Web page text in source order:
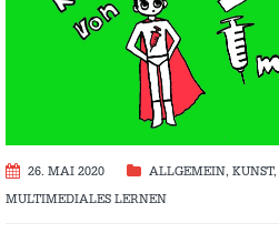
26. MAI 2020 ALLGEMEIN, KUNST,
MULTIMEDIALES LERNEN